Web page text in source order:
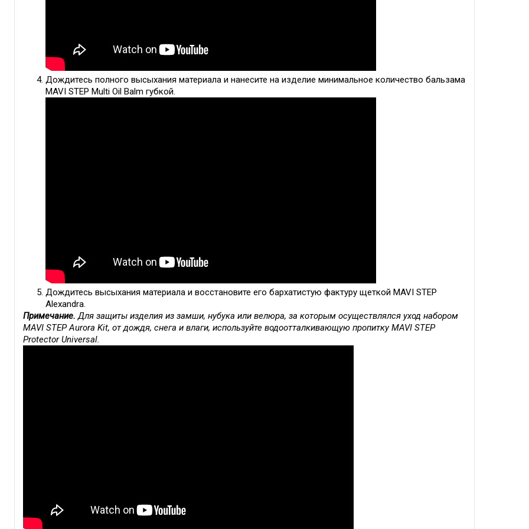
Дождитесь полного высыхания материала и нанесите на изделие минимальное количество бальзама
MAVI STEP Multi Oil Balm губкой.
Дождитесь высыхания материала и восстановите его бархатистую фактуру щеткой MAVI STEP
Alexandra.
Примечание. Для защиты изделия из замши, нубука или велюра, за которым осуществлялся уход набором
MAVI STEP Aurora Kit, от дождя, снега и влаги, используйте водоотталкивающую пропитку MAVI STEP
Protector Universal.